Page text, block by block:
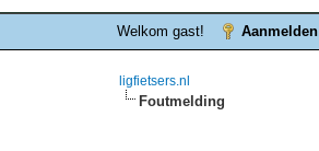
Welkom gast! Aanmelden
ligfietsers.nl
Foutmelding